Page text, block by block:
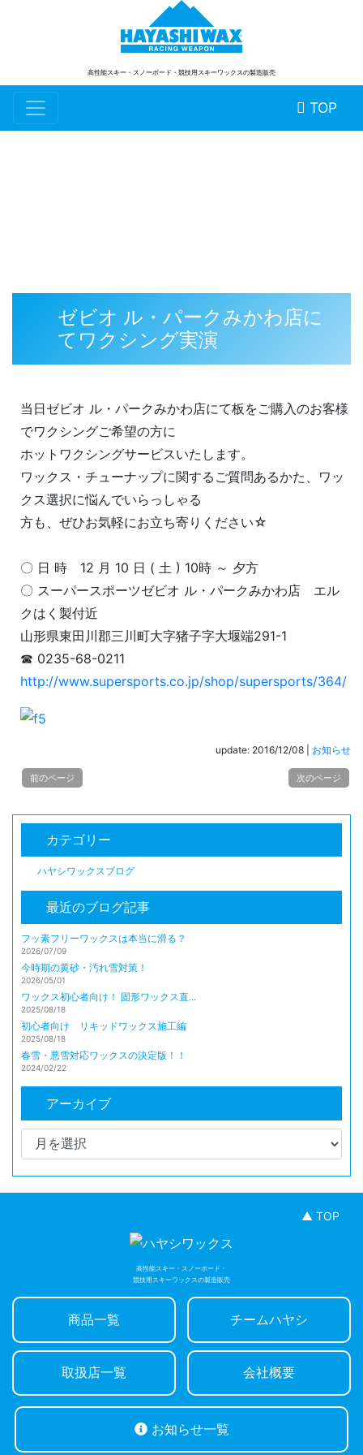
高性能スキー・スノーボード ・競技用スキーワックスの製造販売
TOP
ゼビオ ル・パークみかわ店に
てワクシング実演
当日ゼビオ ル・パークみかわ店にて板をご購入のお客様
でワクシングご希望の方に
ホットワクシングサービスいたします。
ワックス・チューナップに関するご質問あるかた、ワッ
クス選択に悩んでいらっしゃる
方も、ぜひお気軽にお立ち寄りください☆
〇 日 時 12 月 10 日 ( 土 ) 10時 ～ 夕方
〇 スーパースポーツゼビオ ル・パークみかわ店 エル
クはく製付近
山形県東田川郡三川町大字猪子字大堰端291-1
☎ 0235-68-0211
http://www.supersports.co.jp/shop/supersports/364/
update: 2016/12/08 お知らせ
前のページ 次のページ
カテゴリー
ハヤシワックスブログ
最近のブログ記事
フッ素フリーワックスは本当に滑る？
2026/07/09
今時期の黄砂・汚れ雪対策！
2026/05/01
ワックス初心者向け！ 固形ワックス直...
2025/08/18
初心者向け リキッドワックス施工編
2025/08/18
春雪・悪雪対応ワックスの決定版！！
2024/02/22
アーカイブ
▲ TOP
高性能スキー・スノーボード・
競技用スキーワックスの製造販売
商品一覧 チームハヤシ
取扱店一覧 会社概要
お知らせ一覧